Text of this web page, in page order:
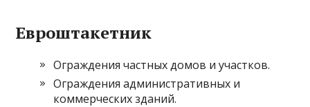
Евроштакетник
Ограждения частных домов и участков.
Ограждения административных и
коммерческих зданий.